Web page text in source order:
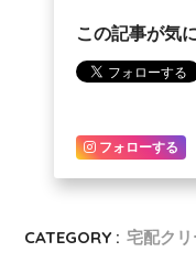
この記事が気
フォローする
CATEGORY : 宅配ク